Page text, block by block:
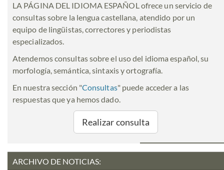
LA PÁGINA DEL IDIOMA ESPAÑOL ofrece un servicio de
consultas sobre la lengua castellana, atendido por un
equipo de lingüistas, correctores y periodistas
especializados.
Atendemos consultas sobre el uso del idioma español, su
morfología, semántica, sintaxis y ortografía.
En nuestra sección "Consultas" puede acceder a las
respuestas que ya hemos dado.
Realizar consulta
ARCHIVO DE NOTICIAS: